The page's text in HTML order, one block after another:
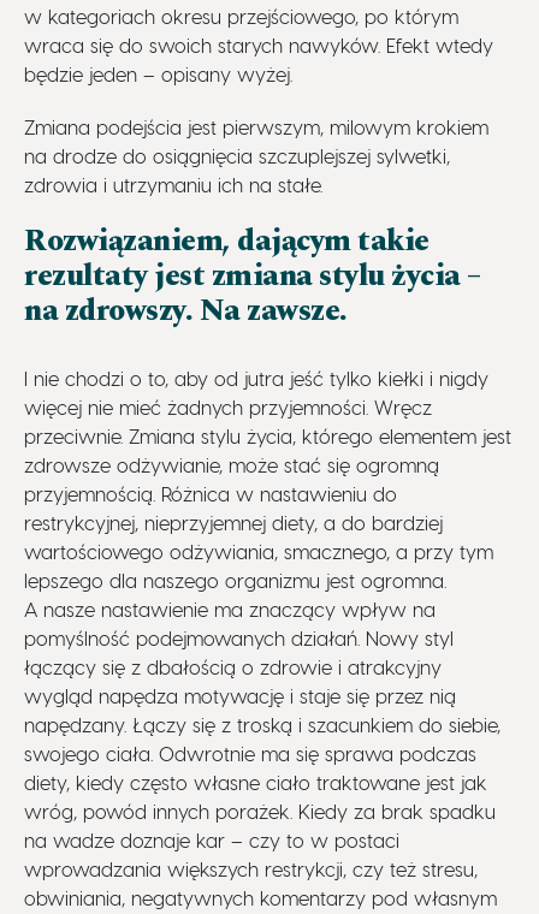
w kategoriach okresu przejściowego, po którym
wraca się do swoich starych nawyków. Efekt wtedy
będzie jeden – opisany wyżej.
Zmiana podejścia jest pierwszym, milowym krokiem
na drodze do osiągnięcia szczuplejszej sylwetki,
zdrowia i utrzymaniu ich na stałe.
Rozwiązaniem, dającym takie
rezultaty jest zmiana stylu życia –
na zdrowszy. Na zawsze.
I nie chodzi o to, aby od jutra jeść tylko kiełki i nigdy
więcej nie mieć żadnych przyjemności. Wręcz
przeciwnie. Zmiana stylu życia, którego elementem jest
zdrowsze odżywianie, może stać się ogromną
przyjemnością. Różnica w nastawieniu do
restrykcyjnej, nieprzyjemnej diety, a do bardziej
wartościowego odżywiania, smacznego, a przy tym
lepszego dla naszego organizmu jest ogromna.
A nasze nastawienie ma znaczący wpływ na
pomyślność podejmowanych działań. Nowy styl
łączący się z dbałością o zdrowie i atrakcyjny
wygląd napędza motywację i staje się przez nią
napędzany. Łączy się z troską i szacunkiem do siebie,
swojego ciała. Odwrotnie ma się sprawa podczas
diety, kiedy często własne ciało traktowane jest jak
wróg, powód innych porażek. Kiedy za brak spadku
na wadze doznaje kar – czy to w postaci
wprowadzania większych restrykcji, czy też stresu,
obwiniania, negatywnych komentarzy pod własnym